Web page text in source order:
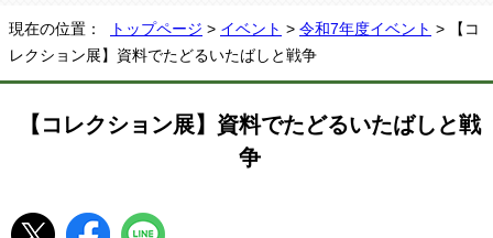
現在の位置： トップページ > イベント > 令和7年度イベント > 【コ
レクション展】資料でたどるいたばしと戦争
【コレクション展】資料でたどるいたばしと戦
争